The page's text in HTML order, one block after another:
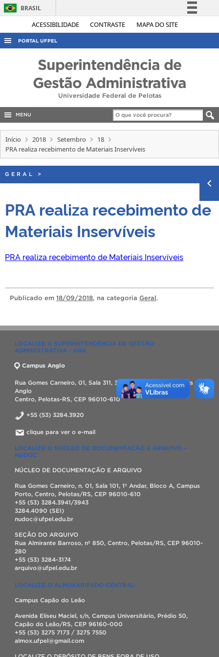
ACESSIBILIDADE CONTRASTE MAPA DO SITE
BRASIL
Simplifique!
Acesso à informação
Legislação
Canais
PORTAL UFPEL
CONCURSOS
EDITAIS
INTERNACIONAL
OUVIDORIA
PORTARIAS
Superintendência de
Gestão Administrativa
Universidade Federal de Pelotas
MENU
Início 2018 Setembro
18
PRA realiza recebimento de Materiais Inservíveis
GERAL >
PRA realiza recebimento de
Materiais Inservíveis
PRA realiza recebimento de Materiais Inservíveis
Publicado em 18/09/2018, na categoria Geral.
LOCALIZE A SUPERINTENDÊNCIA DE GESTÃO
ADMINISTRATIVA - SGA
Campus Anglo
Rua Gomes Carneiro, 01, Sala 311, 3º Andar, Bloco A, Campus
Anglo
Centro, Pelotas-RS, CEP 96010-610
+55 (53) 3284.3920
clique para ver o e-mail
LOCALIZE O NÚCLEO DE DOCUMENTAÇÃO E ARQUIVO –
NUDOC
NÚCLEO DE DOCUMENTAÇÃO E ARQUIVO
Rua Gomes Carneiro, n. 01, Sala 101, 1º Andar, Bloco A, Campus
Porto, Centro, Pelotas/RS, CEP 96010-610
+55 (53) 3284.3941/3943
3284.4090 (SEI)
nudoc@ufpel.edu.br
SEÇÃO DO ARQUIVO
Rua Almirante Barroso, nº 850, Centro, Pelotas/RS, CEP 96010-
280
+55 (53) 3284-3174
arquivo@ufpel.edu.br
LOCALIZE O ALMOXARIFADO CENTRAL
Campus Capão do Leão
Avenida Eliseu Maciel, s/n, Campus Universitário, Prédio 50,
Capão do Leão/RS, CEP 96160-000
+55 (53) 3275 7173 / 3275 7550
almox.ufpel@gmail.com